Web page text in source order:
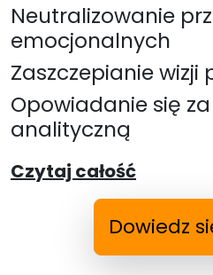
Neutralizowanie
emocjonalnych
Zaszczepianie wizji
Opowiadanie się
analityczną
Czytaj całość
Dowiedz